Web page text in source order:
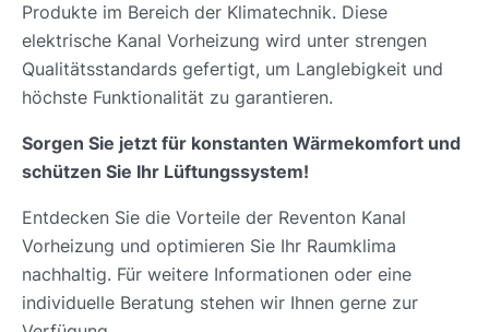
Produkte im Bereich der Klimatechnik. Diese
elektrische Kanal Vorheizung wird unter strengen
Qualitätsstandards gefertigt, um Langlebigkeit und
höchste Funktionalität zu garantieren.
Sorgen Sie jetzt für konstanten Wärmekomfort und
schützen Sie Ihr Lüftungssystem!
Entdecken Sie die Vorteile der Reventon Kanal
Vorheizung und optimieren Sie Ihr Raumklima
nachhaltig. Für weitere Informationen oder eine
individuelle Beratung stehen wir Ihnen gerne zur